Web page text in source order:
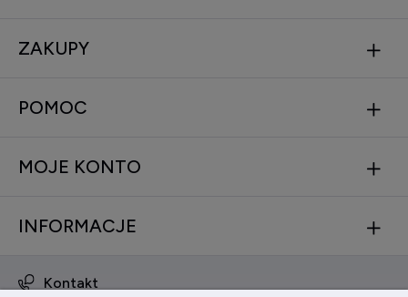
ZAKUPY
POMOC
MOJE KONTO
INFORMACJE
Kontakt